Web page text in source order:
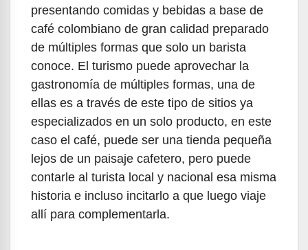
presentando comidas y bebidas a base de
café colombiano de gran calidad preparado
de múltiples formas que solo un barista
conoce. El turismo puede aprovechar la
gastronomía de múltiples formas, una de
ellas es a través de este tipo de sitios ya
especializados en un solo producto, en este
caso el café, puede ser una tienda pequeña
lejos de un paisaje cafetero, pero puede
contarle al turista local y nacional esa misma
historia e incluso incitarlo a que luego viaje
allí para complementarla.